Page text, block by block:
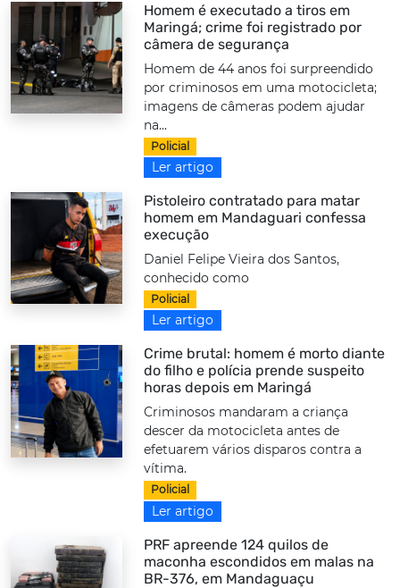
Homem é executado a tiros em
Maringá; crime foi registrado por
câmera de segurança
Homem de 44 anos foi surpreendido
por criminosos em uma motocicleta;
imagens de câmeras podem ajudar
na...
Policial
Ler artigo
Pistoleiro contratado para matar
homem em Mandaguari confessa
execução
Daniel Felipe Vieira dos Santos,
conhecido como
Policial
Ler artigo
Crime brutal: homem é morto diante
do filho e polícia prende suspeito
horas depois em Maringá
Criminosos mandaram a criança
descer da motocicleta antes de
efetuarem vários disparos contra a
vítima.
Policial
Ler artigo
PRF apreende 124 quilos de
maconha escondidos em malas na
BR-376, em Mandaguaçu